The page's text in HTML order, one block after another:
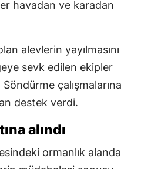
havadan ve karadan
alevlerin yayılmasını
sevk edilen ekipler
çalışmalarına
destek verdi.
alındı
ormanlık alanda